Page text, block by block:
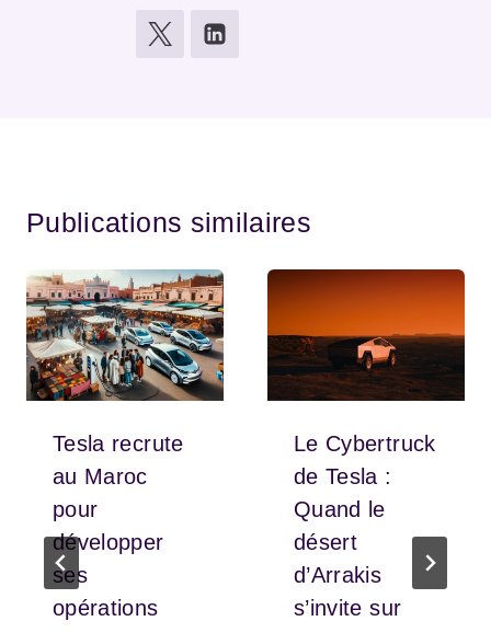
Publications similaires
Tesla recrute
au Maroc
pour
développer
ses
opérations
Le Cybertruck
de Tesla :
Quand le
désert
d’Arrakis
s’invite sur